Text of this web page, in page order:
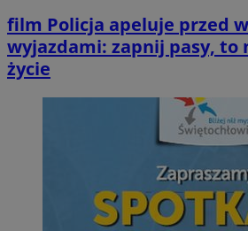
film Policja apeluje przed
wyjazdami: zapnij pasy, to
życie